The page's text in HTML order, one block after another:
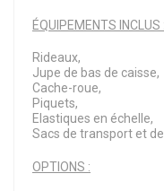
ÉQUIPEMENTS INCLUS :
Rideaux,
Jupe de bas de caisse,
Cache-roue,
Piquets,
Elastiques en échelle,
Sacs de transport et
OPTIONS :